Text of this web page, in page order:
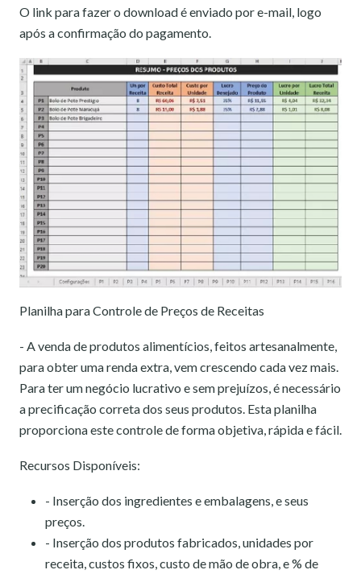
O link para fazer o download é enviado por e-mail, logo
após a confirmação do pagamento.
Planilha para Controle de Preços de Receitas
- A venda de produtos alimentícios, feitos artesanalmente,
para obter uma renda extra, vem crescendo cada vez mais.
Para ter um negócio lucrativo e sem prejuízos, é necessário
a precificação correta dos seus produtos. Esta planilha
proporciona este controle de forma objetiva, rápida e fácil.
Recursos Disponíveis:
- Inserção dos ingredientes e embalagens, e seus
preços.
- Inserção dos produtos fabricados, unidades por
receita, custos fixos, custo de mão de obra, e % de